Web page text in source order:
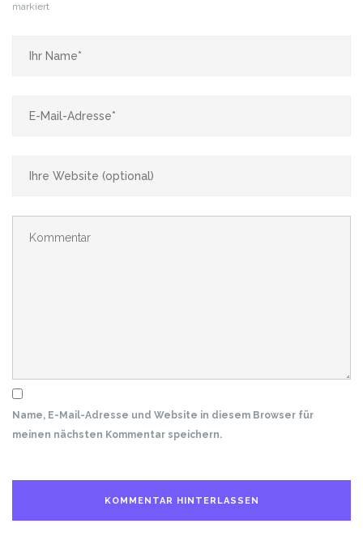
markiert
Name, E-Mail-Adresse und Website in diesem Browser für
meinen nächsten Kommentar speichern.